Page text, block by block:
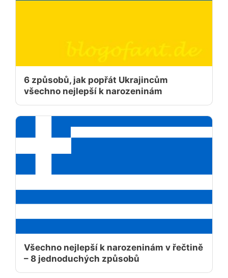
6 způsobů, jak popřát Ukrajincům
všechno nejlepší k narozeninám
Všechno nejlepší k narozeninám v řečtině
– 8 jednoduchých způsobů